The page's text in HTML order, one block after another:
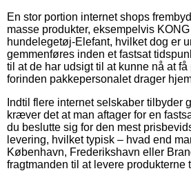
En stor portion internet shops
masse produkter, eksempelvis
hundelegetøj-Elefant, hvilket dog er
gemmenføres inden et fastsat
til at de har udsigt til at kunne nå at
forinden pakkepersonalet drager
Indtil flere internet selskaber tilbyder
kræver det at man aftager for en
du beslutte sig for den mest
levering, hvilket typisk – hvad end
København, Frederikshavn eller
fragtmanden til at levere produkterne